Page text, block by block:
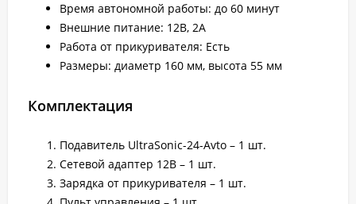
Время автономной работы: до 60 минут
Внешние питание: 12В, 2А
Работа от прикуривателя: Есть
Размеры: диаметр 160 мм, высота 55 мм
Комплектация
Подавитель UltraSonic-24-Avto – 1 шт.
Сетевой адаптер 12В – 1 шт.
Зарядка от прикуривателя – 1 шт.